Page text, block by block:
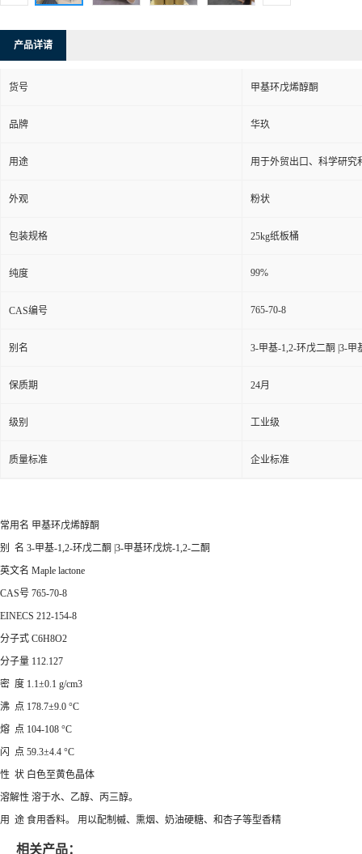
产品详请
货号 甲基环戊烯醇酮
品牌 华玖
用途 用于外贸出口、科学研究
外观 粉状
包装规格 25kg纸板桶
纯度 99%
CAS编号 765-70-8
别名 3-甲基-1,2-环戊二酮 |3-甲
保质期 24月
级别 工业级
质量标准 企业标准
常用名 甲基环戊烯醇酮
别 名 3-甲基-1,2-环戊二酮 |3-甲基环戊烷-1,2-二酮
英文名 Maple lactone
CAS号 765-70-8
EINECS 212-154-8
分子式 C6H8O2
分子量 112.127
密 度 1.1±0.1 g/cm3
沸 点 178.7±9.0 °C
熔 点 104-108 °C
闪 点 59.3±4.4 °C
性 状 白色至黄色晶体
溶解性 溶于水、乙醇、丙三醇。
用 途 食用香料。 用以配制槭、熏烟、奶油硬糖、和杏子等型香精
相关产品：